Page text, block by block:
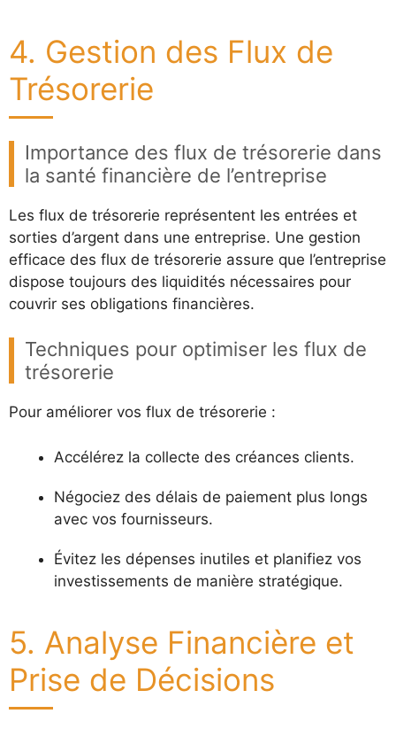
4. Gestion des Flux de
Trésorerie
Importance des flux de trésorerie dans
la santé financière de l’entreprise
Les flux de trésorerie représentent les entrées et
sorties d’argent dans une entreprise. Une gestion
efficace des flux de trésorerie assure que l’entreprise
dispose toujours des liquidités nécessaires pour
couvrir ses obligations financières.
Techniques pour optimiser les flux de
trésorerie
Pour améliorer vos flux de trésorerie :
Accélérez la collecte des créances clients.
Négociez des délais de paiement plus longs
avec vos fournisseurs.
Évitez les dépenses inutiles et planifiez vos
investissements de manière stratégique.
5. Analyse Financière et
Prise de Décisions